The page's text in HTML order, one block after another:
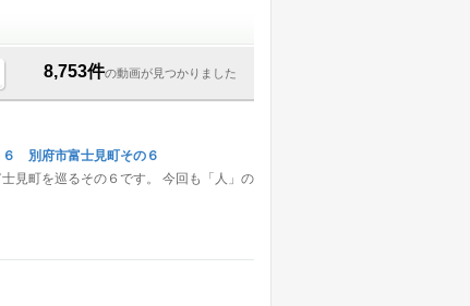
公開中のみ8,753件の動画が見つかりました
６ 別府市富士見町その６
見町を巡るその６です。 今回も「人」の